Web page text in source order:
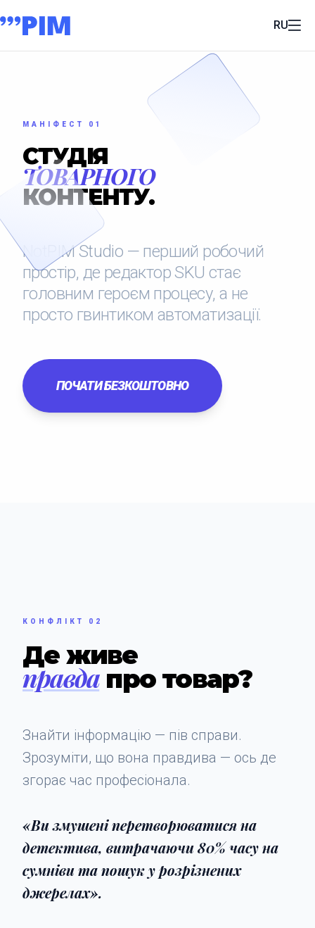
RU
МАНІФЕСТ 01
СТУДІЯ
ТОВАРНОГО
КОНТЕНТУ.
NotPIM Studio — перший робочий
простір, де редактор SKU стає
головним героєм процесу, а не
просто гвинтиком автоматизації.
ПОЧАТИ БЕЗКОШТОВНО
КОНФЛІКТ 02
Де живе
правдапро товар?
Знайти інформацію — пів справи.
Зрозуміти, що вона правдива — ось де
згорає час професіонала.
«Ви змушені перетворюватися на
детектива, витрачаючи 80% часу на
сумніви та пошук у розрізнених
джерелах».